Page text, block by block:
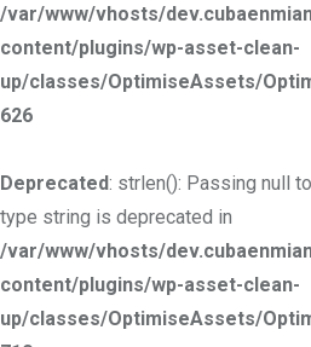
/var/www/vhosts/
content/plugins/wp-asset-clean-
up/classes/OptimiseAssets/
626
Deprecated: strlen(): Passing null
type string is deprecated in
/var/www/vhosts/
content/plugins/wp-asset-clean-
up/classes/OptimiseAssets/